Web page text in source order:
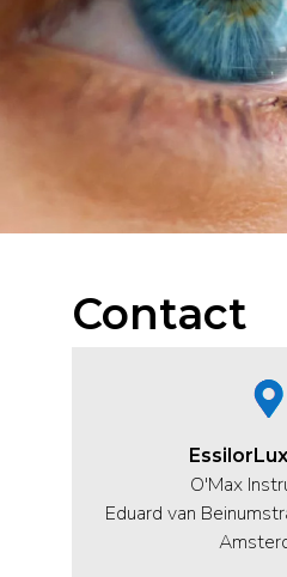
Contact
O'Max
Eduard van